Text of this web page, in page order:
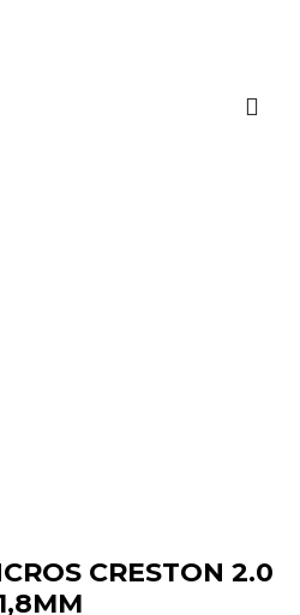
CRESTON 2.0